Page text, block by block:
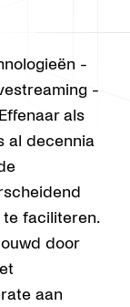
-
-
als
al decennia
faciliteren.
door
aan